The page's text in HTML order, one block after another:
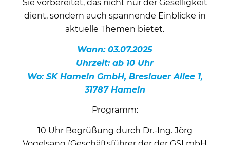
Sie vorbereitet, das nicht nur der Geselligkeit
dient, sondern auch spannende Einblicke in
aktuelle Themen bietet.
Wann: 03.07.2025
Uhrzeit: ab 10 Uhr
Wo: SK Hameln GmbH, Breslauer Allee 1,
31787 Hameln
Programm:
10 Uhr Begrüßung durch Dr.-Ing. Jörg